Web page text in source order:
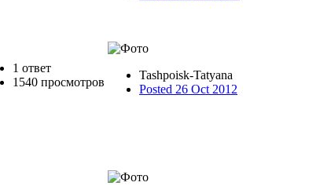
1 ответ
1540 просмотров
Tashpoisk-Tatyana
Posted 26 Oct 2012